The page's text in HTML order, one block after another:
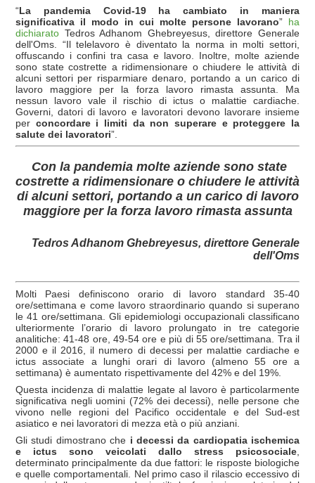
“La pandemia Covid-19 ha cambiato in maniera
significativa il modo in cui molte persone lavorano” ha
dichiarato Tedros Adhanom Ghebreyesus, direttore Generale
dell'Oms. “Il telelavoro è diventato la norma in molti settori,
offuscando i confini tra casa e lavoro. Inoltre, molte aziende
sono state costrette a ridimensionare o chiudere le attività di
alcuni settori per risparmiare denaro, portando a un carico di
lavoro maggiore per la forza lavoro rimasta assunta. Ma
nessun lavoro vale il rischio di ictus o malattie cardiache.
Governi, datori di lavoro e lavoratori devono lavorare insieme
per concordare i limiti da non superare e proteggere la
salute dei lavoratori”.
Con la pandemia molte aziende sono state
costrette a ridimensionare o chiudere le attività
di alcuni settori, portando a un carico di lavoro
maggiore per la forza lavoro rimasta assunta
Tedros Adhanom Ghebreyesus, direttore Generale
dell'Oms
Molti Paesi definiscono orario di lavoro standard 35-40
ore/settimana e come lavoro straordinario quando si superano
le 41 ore/settimana. Gli epidemiologi occupazionali classificano
ulteriormente l’orario di lavoro prolungato in tre categorie
analitiche: 41-48 ore, 49-54 ore e più di 55 ore/settimana. Tra il
2000 e il 2016, il numero di decessi per malattie cardiache e
ictus associate a lunghi orari di lavoro (almeno 55 ore a
settimana) è aumentato rispettivamente del 42% e del 19%.
Questa incidenza di malattie legate al lavoro è particolarmente
significativa negli uomini (72% dei decessi), nelle persone che
vivono nelle regioni del Pacifico occidentale e del Sud-est
asiatico e nei lavoratori di mezza età o più anziani.
Gli studi dimostrano che i decessi da cardiopatia ischemica
e ictus sono veicolati dallo stress psicosociale
determinato principalmente da due fattori: le risposte biologiche
e quelle comportamentali. Nel primo caso il rilascio eccessivo di